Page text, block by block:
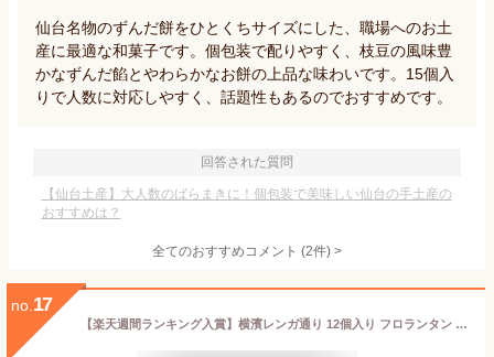
仙台名物のずんだ餅をひとくちサイズにした、職場へのお土
産に最適な和菓子です。個包装で配りやすく、枝豆の風味豊
かなずんだ餡とやわらかなお餅の上品な味わいです。15個入
りで人数に対応しやすく、話題性もあるのでおすすめです。
回答された質問
【仙台土産】大人数のばらまきに！個包装で美味しい仙台の手土産の
おすすめは？
全てのおすすめコメント (2件) >
no. 17
【楽天週間ランキング入賞】横濱レンガ通り 12個入り フロランタン ウィッシュボン【横浜 お土産】｜お菓子 横浜 土産 アーモンドクッキー 洋菓子 神奈川 お土産 おみやげ 手土産 お菓子 帰省土産 お取り寄せ 贈り物 ギフト お取り寄せグルメ